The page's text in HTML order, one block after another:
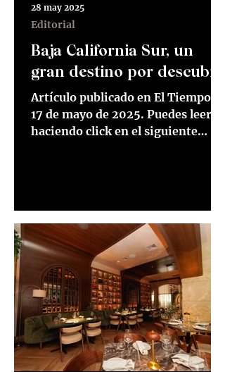
Baja California Sur, un
gran destino por descubrir
Artículo publicado en El Tiempo el
17 de mayo de 2025. Puedes leerlo
haciendo click en el siguiente
Editorial
28 may 2025